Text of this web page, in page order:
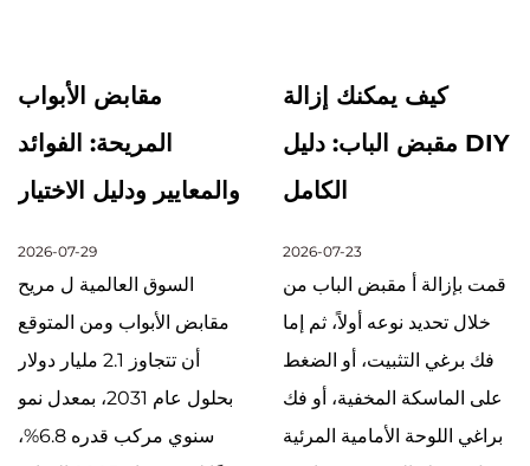
مقابض الأبواب
المريحة: الفوائد
والمعايير ودليل الاختيار
2026-07-29
السوق العالمية ل مريح
مقابض الأبواب ومن المتوقع
أن تتجاوز 2.1 مليار دولار
بحلول عام 2031، بمعدل نمو
سنوي مركب قدره 6.8%،
كيف يمكنك إزالة
مقبض الباب: دليل DIY
الكامل
2026-07-23
قمت بإزالة أ مقبض الباب من
خلال تحديد نوعه أولاً، ثم إما
فك برغي التثبيت، أو الضغط
على الماسكة المخفية، أو فك
براغي اللوحة الأمامية المرئية